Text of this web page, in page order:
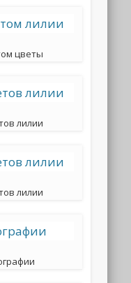
цветы
лилии
лилии